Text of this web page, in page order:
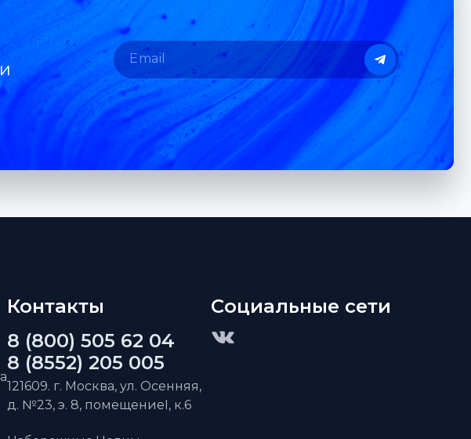
Контакты
8 (800) 505 62 04
8 (8552) 205 005
121609. г. Москва, ул. Осенняя,
д. №23, э. 8, помещениеI, к.6
Социальные сети